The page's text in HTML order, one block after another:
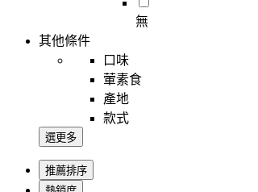
無
其他條件
口味
葷素食
產地
款式
選更多
推薦排序